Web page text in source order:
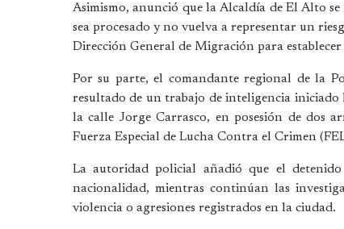
Asimismo, anunció que la Alcaldía de El Alto
sea procesado y no vuelva a representar un
Dirección General de Migración para
Por su parte, el comandante regional de la
resultado de un trabajo de inteligencia iniciado
la calle Jorge Carrasco, en posesión de dos
Fuerza Especial de Lucha Contra el Crimen
La autoridad policial añadió que el
nacionalidad, mientras continúan las
violencia o agresiones registrados en la ciudad.